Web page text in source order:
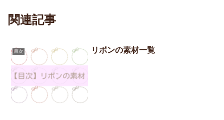
関連記事
目次 リボンの素材一覧